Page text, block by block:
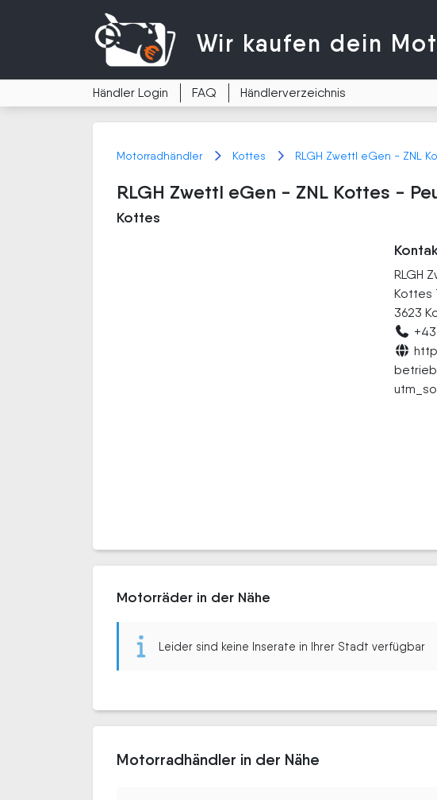
Wir kaufen dein
Händler Login FAQ Händlerverzeichnis
Motorradhändler Kottes RLGH Zwettl eGen - ZNL
RLGH Zwettl eGen - ZNL Kottes -
Kottes
RLGH
Kottes
3623
Motorräder in der Nähe
Leider sind keine Inserate in Ihrer Stadt verfügbar
Motorradhändler in der Nähe